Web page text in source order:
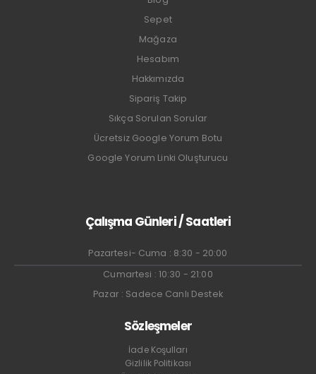
Sepet
Mağaza
Hesabım
Hakkımızda
Sipariş Takip
Sıkça Sorulan Sorular
Ücretsiz Google Yorum Botu
Google Yorum Linki Oluşturucu
Çalışma Günleri / Saatleri
Pazartesi- Cuma : 8:30 - 20:00
Cumartesi : 10:30 - 21:00
Pazar : Sadece Canlı Destek
Sözleşmeler
İade Koşulları
Gizlilik Politikası